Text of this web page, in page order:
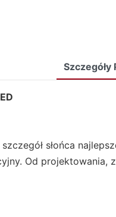
Szczegóły
słońca
Od